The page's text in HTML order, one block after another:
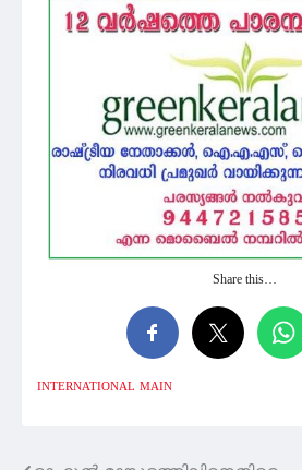
Share this…
INTERNATIONAL MAIN